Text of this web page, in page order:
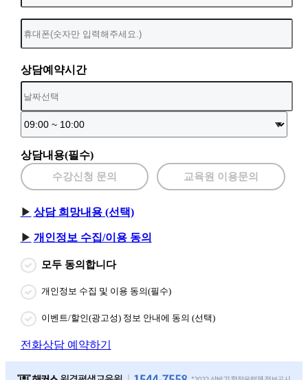
상담예약시간
상담내용(필수)
수강신청 문의 교육원 이용문의
상담 희망내용 (선택)
개인정보 수집/이용 동의
모두 동의합니다
개인정보 수집 및 이용 동의(필수)
이벤트/할인(광고성) 정보 안내에 동의 (선택)
전화상담 예약하기